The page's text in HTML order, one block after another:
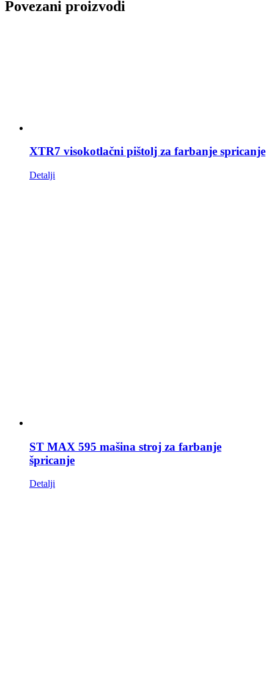
Povezani proizvodi
XTR7 visokotlačni pištolj za farbanje spricanje
Detalji
ST MAX 595 mašina stroj za farbanje
špricanje
Detalji